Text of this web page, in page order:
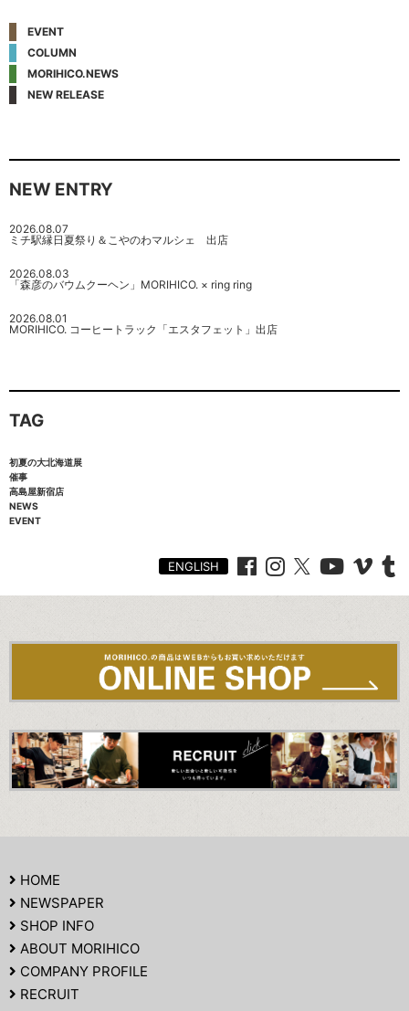
EVENT
COLUMN
MORIHICO.NEWS
NEW RELEASE
NEW ENTRY
2026.08.07
ミチ駅縁日夏祭り＆こやのわマルシェ 出店
2026.08.03
「森彦のバウムクーヘン」MORIHICO. × ring ring
2026.08.01
MORIHICO. コーヒートラック「エスタフェット」出店
TAG
初夏の大北海道展
催事
高島屋新宿店
NEWS
EVENT
ENGLISH
HOME
NEWSPAPER
SHOP INFO
ABOUT MORIHICO
COMPANY PROFILE
RECRUIT